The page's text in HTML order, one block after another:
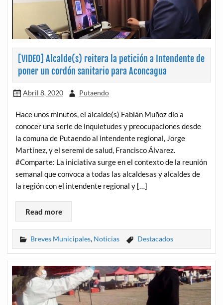
[VIDEO] Alcalde(s) reitera la petición a Intendente de
poner un cordón sanitario para Aconcagua
Abril 8, 2020 Putaendo
Hace unos minutos, el alcalde(s) Fabián Muñoz dio a
conocer una serie de inquietudes y preocupaciones desde
la comuna de Putaendo al intendente regional, Jorge
Martínez, y el seremi de salud, Francisco Álvarez.
#Comparte: La iniciativa surge en el contexto de la reunión
semanal que convoca a todas las alcaldesas y alcaldes de
la región con el intendente regional y […]
Read more
Breves Municipales, Noticias Destacados